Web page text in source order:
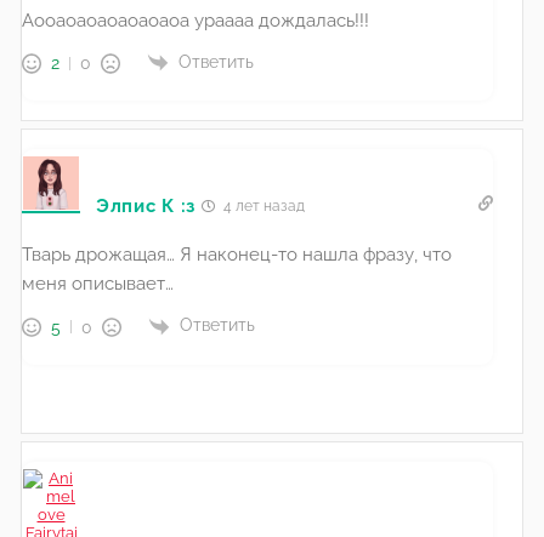
Аооаоаоаоаоаоаоа ураааа дождалась!!!
2 0 Ответить
Элпис К :з 4 лет назад
Тварь дрожащая… Я наконец-то нашла фразу, что
меня описывает…
5 0 Ответить